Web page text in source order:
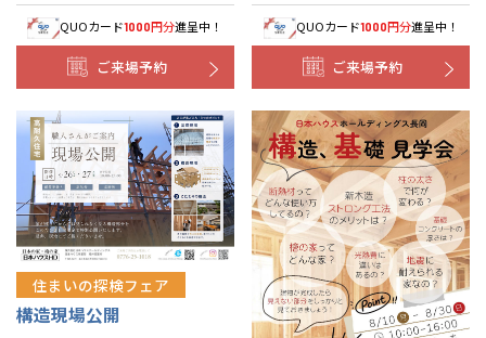
QUOカード1000円分進呈中！
ご来場予約
QUOカード1000円分進呈中！
ご来場予約
住まいの探検フェア
構造現場公開